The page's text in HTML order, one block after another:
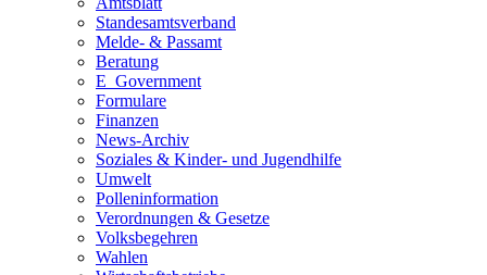
Standesamtsverband
Melde- & Passamt
Beratung
E_Government
Formulare
Finanzen
News-Archiv
Soziales & Kinder- und Jugendhilfe
Umwelt
Polleninformation
Verordnungen & Gesetze
Volksbegehren
Wahlen